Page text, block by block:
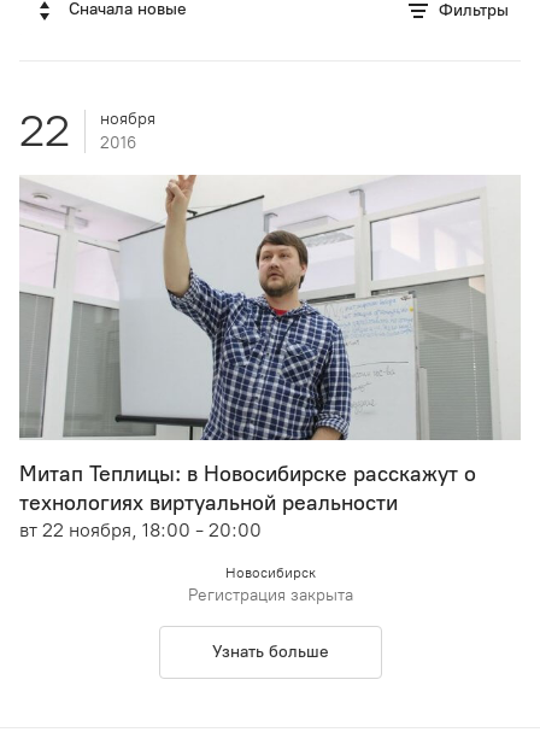
Сначала новые Фильтры
22
ноября
2016
Митап Теплицы: в Новосибирске расскажут о
технологиях виртуальной реальности
вт 22 ноября, 18:00 - 20:00
Новосибирск
Регистрация закрыта
Узнать больше